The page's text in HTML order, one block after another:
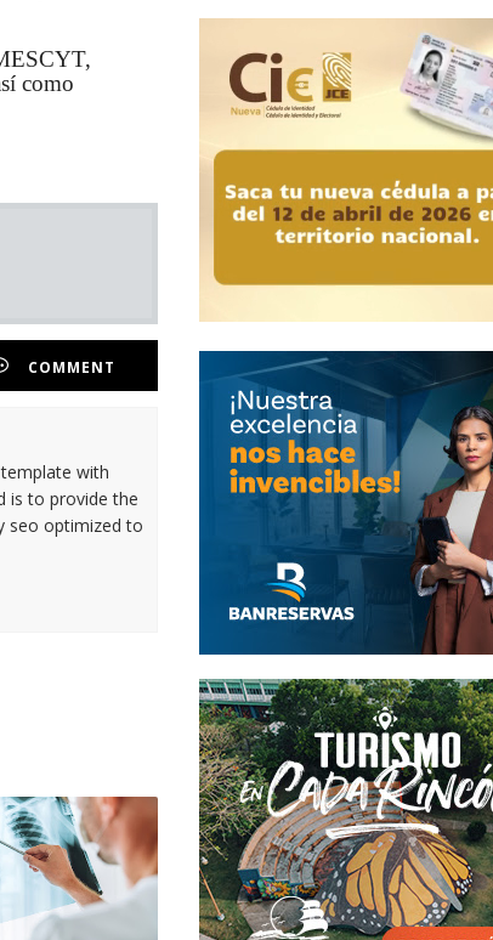
como
COMMENT
with
is to provide the
seo optimized to